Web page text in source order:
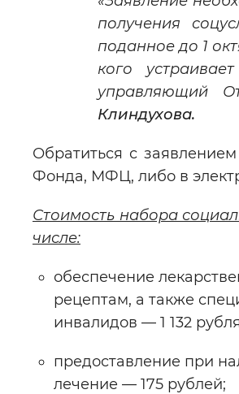
получения
поданное до 1
кого
управляющий
Клиндухова.
Обратиться с
Фонда, МФЦ, либо в
Стоимость набора
числе:
обеспечение
рецептам, а также
инвалидов — 1 132
предоставление при
лечение — 175 рублей;